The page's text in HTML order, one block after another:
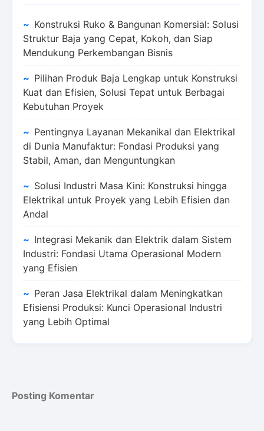
Konstruksi Ruko & Bangunan Komersial: Solusi
Struktur Baja yang Cepat, Kokoh, dan Siap
Mendukung Perkembangan Bisnis
Pilihan Produk Baja Lengkap untuk Konstruksi
Kuat dan Efisien, Solusi Tepat untuk Berbagai
Kebutuhan Proyek
Pentingnya Layanan Mekanikal dan Elektrikal
di Dunia Manufaktur: Fondasi Produksi yang
Stabil, Aman, dan Menguntungkan
Solusi Industri Masa Kini: Konstruksi hingga
Elektrikal untuk Proyek yang Lebih Efisien dan
Andal
Integrasi Mekanik dan Elektrik dalam Sistem
Industri: Fondasi Utama Operasional Modern
yang Efisien
Peran Jasa Elektrikal dalam Meningkatkan
Efisiensi Produksi: Kunci Operasional Industri
yang Lebih Optimal
Posting Komentar